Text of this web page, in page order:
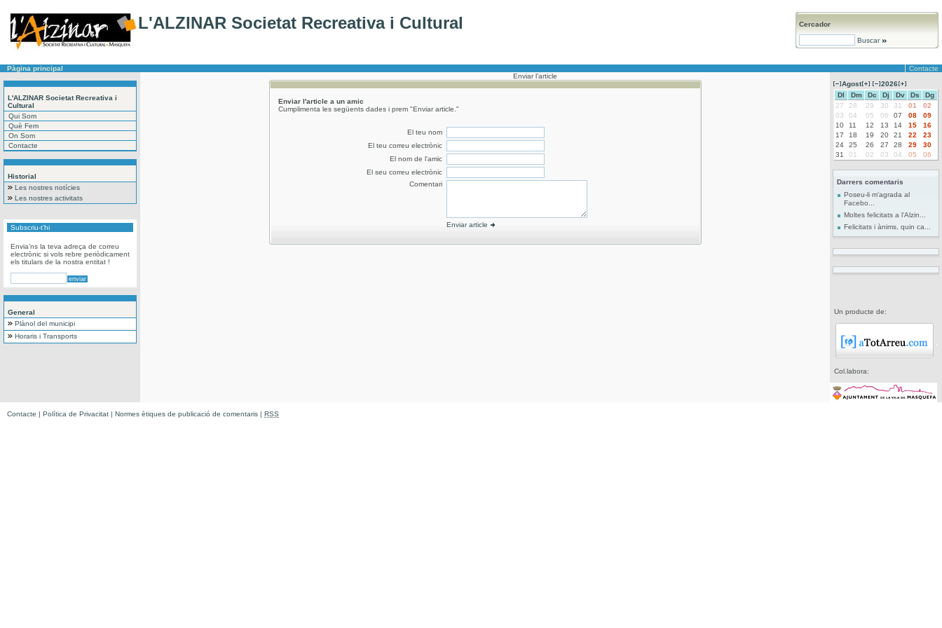
L'ALZINAR Societat Recreativa i Cultural Cercador
Buscar
Pàgina principal Contacte
L'ALZINAR Societat Recreativa i
Cultural
Qui Som
Què Fem
On Som
Contacte
Historial
Les nostres notícies
Les nostres activitats
Subscriu-t'hi
Envia'ns la teva adreça de correu
electrònic si vols rebre periòdicament
els titulars de la nostra entitat !
General
Plànol del municipi
Horaris i Transports
Enviar l'article
Enviar l'article a un amic
Cumplimenta les següents dades i prem "Enviar article."
El teu nom
El teu correu electrònic
El nom de l'amic
El seu correu electrònic
Comentari
Enviar article
Agost
2026
Dl
Dm Dc Dj Dv Ds
Dg
27
28 29 30 31 01
02
03
04 05 06 07 08
09
10
11 12 13 14 15
16
17
18 19 20 21 22
23
24
25 26 27 28 29
30
31
01 02 03 04 05 06
Darrers comentaris
Poseu-li m'agrada al
Facebo...
Moltes felicitats a l'Alzin...
Felicitats i ànims, quin ca...
Un producte de:
Col.labora:
Contacte | Política de Privacitat | Normes ètiques de publicació de comentaris | RSS